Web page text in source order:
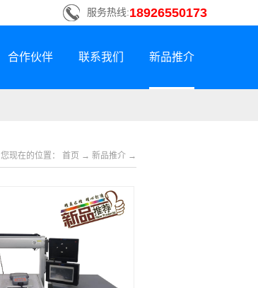
服务热线:18926550173
合作伙伴 联系我们 新品推介
您现在的位置： 首页 → 新品推介 →